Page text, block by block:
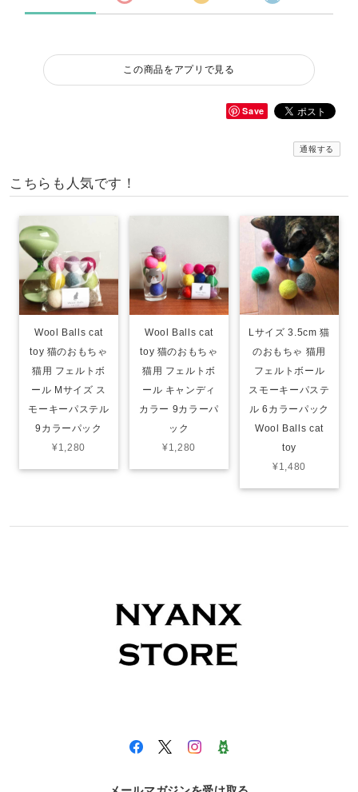
この商品をアプリで見る
Save
通報する
こちらも人気です！
Wool Balls cat
toy 猫のおもちゃ
猫用 フェルトボ
ール Mサイズ ス
モーキーパステル
9カラーパック
¥1,280
Wool Balls cat
toy 猫のおもちゃ
猫用 フェルトボ
ール キャンディ
カラー 9カラーパ
ック
¥1,280
Lサイズ 3.5cm 猫
のおもちゃ 猫用
フェルトボール
スモーキーパステ
ル 6カラーパック
Wool Balls cat
toy
¥1,480